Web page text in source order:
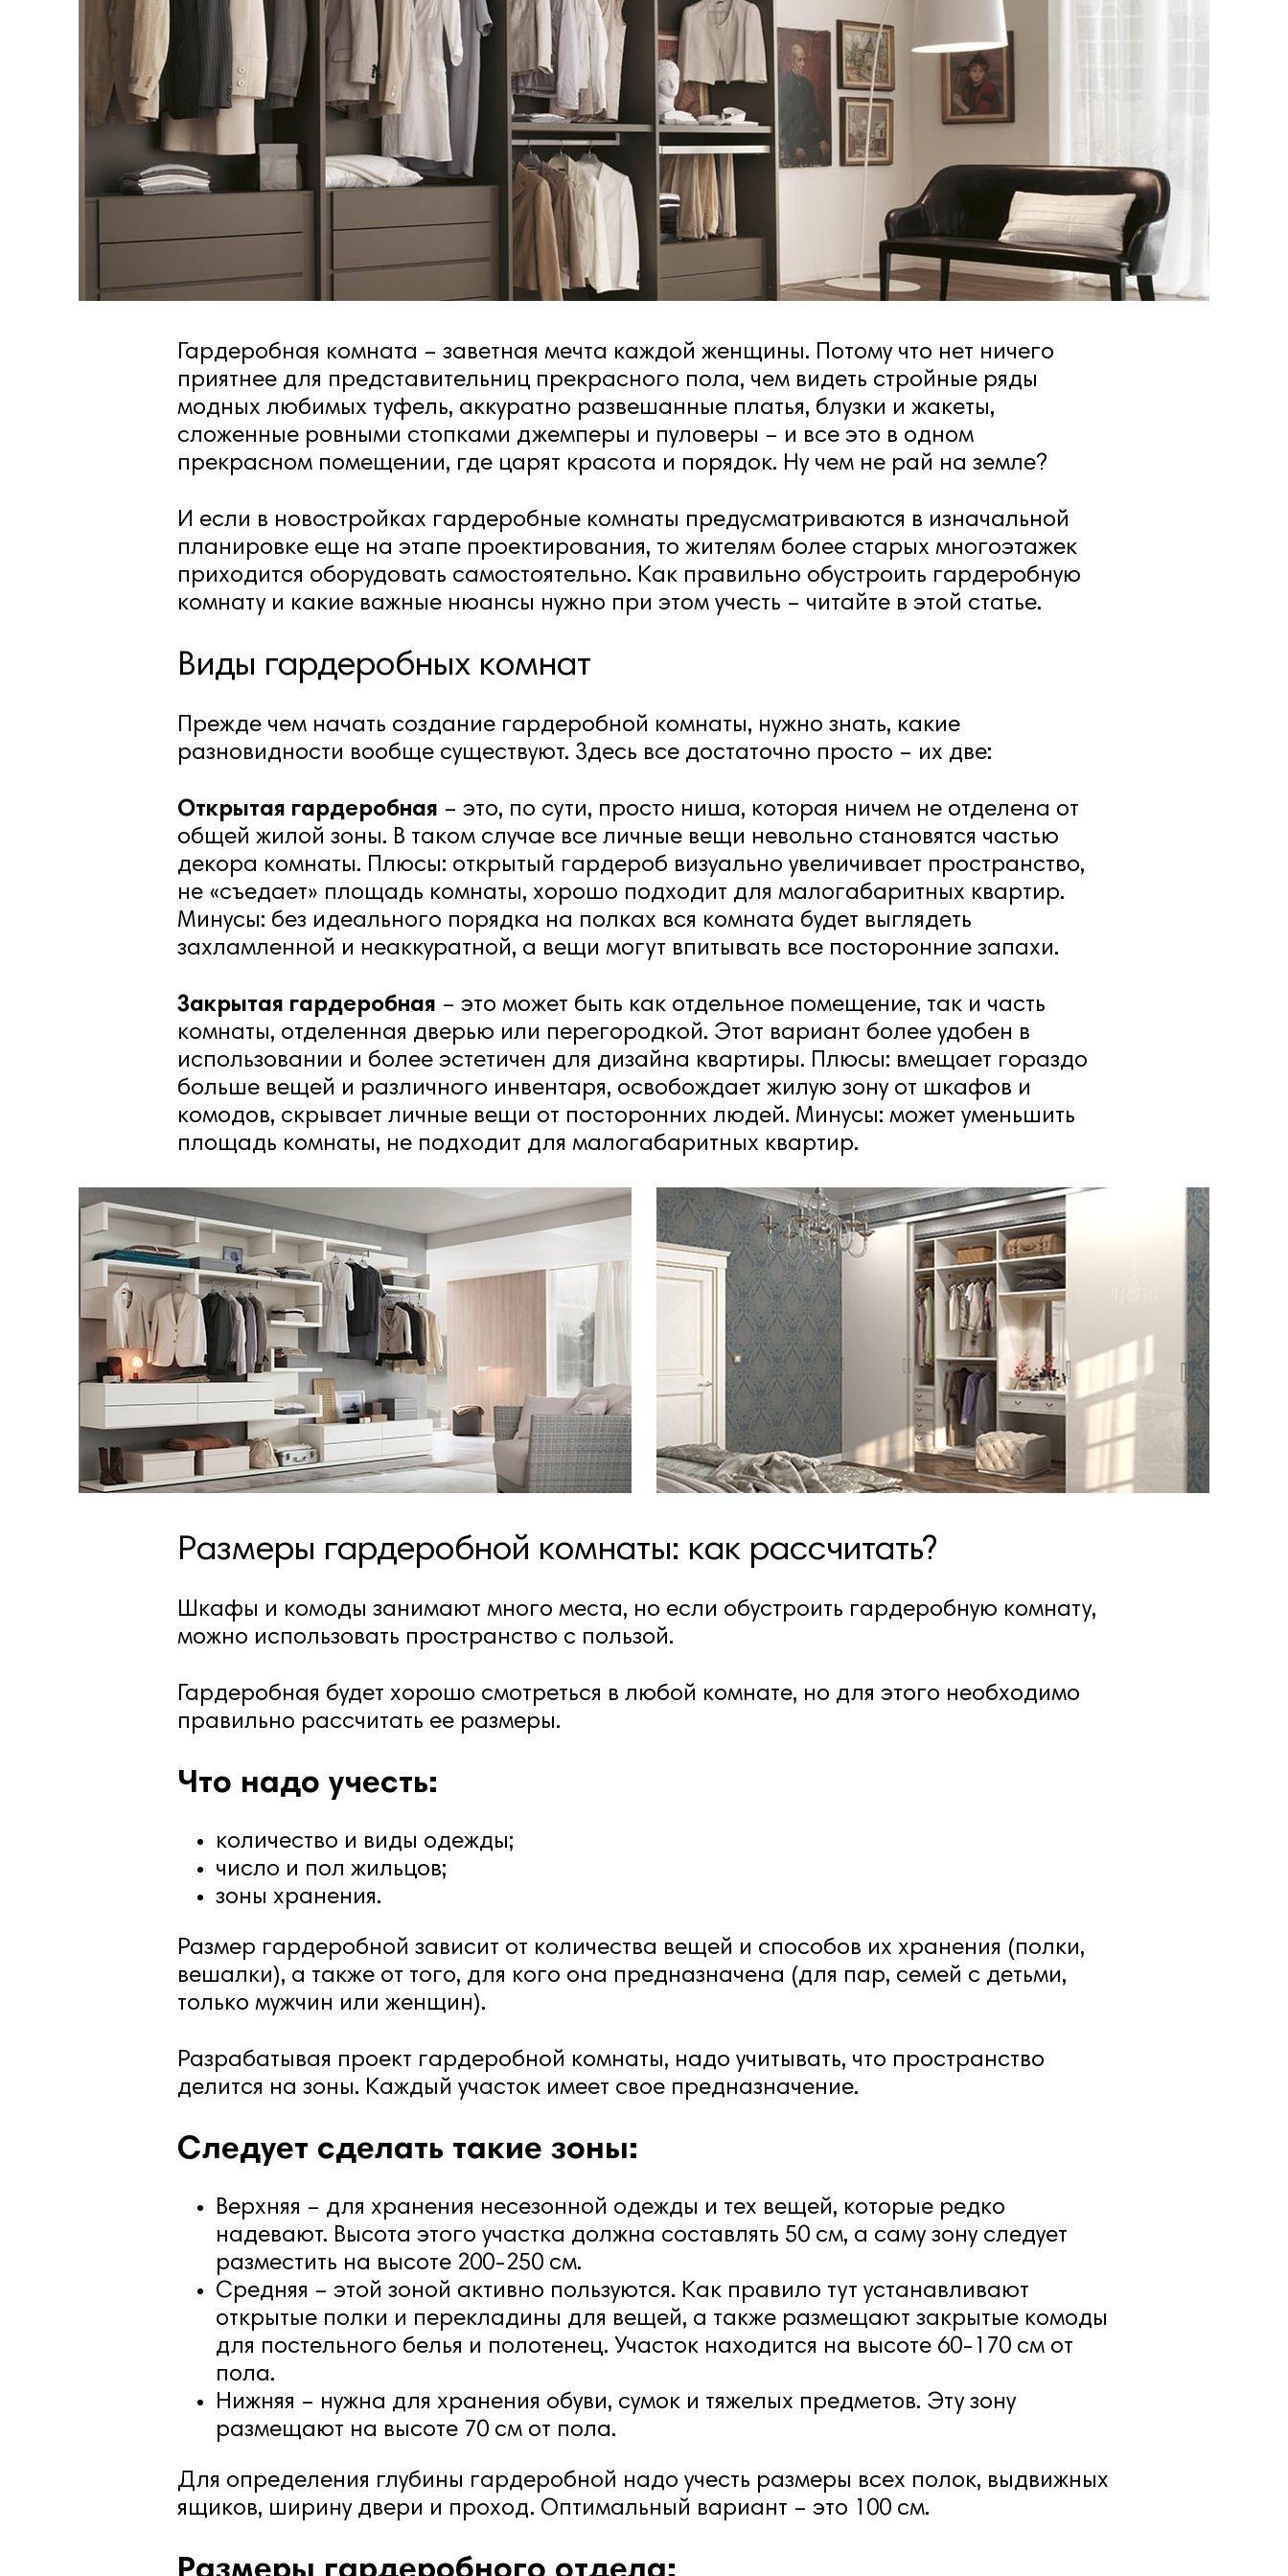
Гардеробная комната – заветная мечта каждой женщины. Потому что нет ничего
приятнее для представительниц прекрасного пола, чем видеть стройные ряды
модных любимых туфель, аккуратно развешанные платья, блузки и жакеты,
сложенные ровными стопками джемперы и пуловеры – и все это в одном
прекрасном помещении, где царят красота и порядок. Ну чем не рай на земле?
И если в новостройках гардеробные комнаты предусматриваются в изначальной
планировке еще на этапе проектирования, то жителям более старых многоэтажек
приходится оборудовать самостоятельно. Как правильно обустроить гардеробную
комнату и какие важные нюансы нужно при этом учесть – читайте в этой статье.
Виды гардеробных комнат
Прежде чем начать создание гардеробной комнаты, нужно знать, какие
разновидности вообще существуют. Здесь все достаточно просто – их две:
Открытая гардеробная – это, по сути, просто ниша, которая ничем не отделена от
общей жилой зоны. В таком случае все личные вещи невольно становятся частью
декора комнаты. Плюсы: открытый гардероб визуально увеличивает пространство,
не «съедает» площадь комнаты, хорошо подходит для малогабаритных квартир.
Минусы: без идеального порядка на полках вся комната будет выглядеть
захламленной и неаккуратной, а вещи могут впитывать все посторонние запахи.
Закрытая гардеробная – это может быть как отдельное помещение, так и часть
комнаты, отделенная дверью или перегородкой. Этот вариант более удобен в
использовании и более эстетичен для дизайна квартиры. Плюсы: вмещает гораздо
больше вещей и различного инвентаря, освобождает жилую зону от шкафов и
комодов, скрывает личные вещи от посторонних людей. Минусы: может уменьшить
площадь комнаты, не подходит для малогабаритных квартир.
Размеры гардеробной комнаты: как рассчитать?
Шкафы и комоды занимают много места, но если обустроить гардеробную комнату,
можно использовать пространство с пользой.
Гардеробная будет хорошо смотреться в любой комнате, но для этого необходимо
правильно рассчитать ее размеры.
Что надо учесть:
количество и виды одежды;
число и пол жильцов;
зоны хранения.
Размер гардеробной зависит от количества вещей и способов их хранения (полки,
вешалки), а также от того, для кого она предназначена (для пар, семей с детьми,
только мужчин или женщин).
Разрабатывая проект гардеробной комнаты, надо учитывать, что пространство
делится на зоны. Каждый участок имеет свое предназначение.
Следует сделать такие зоны:
Верхняя – для хранения несезонной одежды и тех вещей, которые редко
надевают. Высота этого участка должна составлять 50 см, а саму зону следует
разместить на высоте 200-250 см.
Средняя – этой зоной активно пользуются. Как правило тут устанавливают
открытые полки и перекладины для вещей, а также размещают закрытые комоды
для постельного белья и полотенец. Участок находится на высоте 60-170 см от
пола.
Нижняя – нужна для хранения обуви, сумок и тяжелых предметов. Эту зону
размещают на высоте 70 см от пола.
Для определения глубины гардеробной надо учесть размеры всех полок, выдвижных
ящиков, ширину двери и проход. Оптимальный вариант – это 100 см.